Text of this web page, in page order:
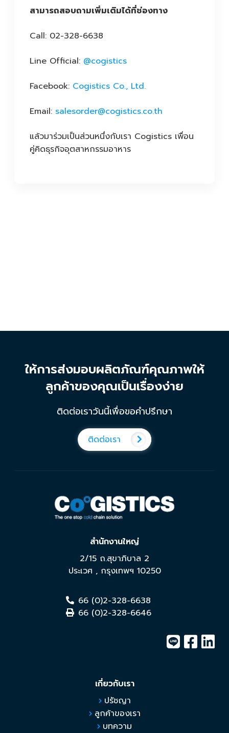
สามารถสอบถามเพิ่มเติมได้ที่ช่องทาง
Call: 02-328-6638
Line Official: @cogistics
Facebook: Cogistics Co., Ltd.
Email: salesorder@cogistics.co.th
แล้วมาร่วมเป็นส่วนหนึ่งกับเรา Cogistics เพื่อน
คู่คิดธุรกิจอุตสาหกรรมอาหาร
ให้การส่งมอบผลิตภัณฑ์คุณภาพให้
ลูกค้าของคุณเป็นเรื่องง่าย
ติดต่อเราวันนี้เพื่อขอคำปรึกษา
ติดต่อเรา
สำนักงานใหญ่
2/15 ถ.สุขาภิบาล 2
ประเวศ , กรุงเทพฯ 10250
66 (0)2-328-6638
66 (0)2-328-6646
เกี่ยวกับเรา
ปรัชญา
ลูกค้าของเรา
บทความ